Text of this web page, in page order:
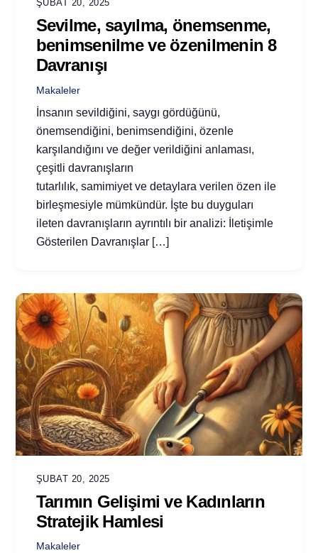
ŞUBAT 20, 2025
Sevilme, sayılma, önemsenme,
benimsenilme ve özenilmenin 8
Davranışı
Makaleler
İnsanın sevildiğini, saygı gördüğünü,
önemsendiğini, benimsendiğini, özenle
karşılandığını ve değer verildiğini anlaması,
çeşitli davranışların
tutarlılık, samimiyet ve detaylara verilen özen ile
birleşmesiyle mümkündür. İşte bu duyguları
ileten davranışların ayrıntılı bir analizi: İletişimle
Gösterilen Davranışlar […]
ŞUBAT 20, 2025
Tarımın Gelişimi ve Kadınların
Stratejik Hamlesi
Makaleler